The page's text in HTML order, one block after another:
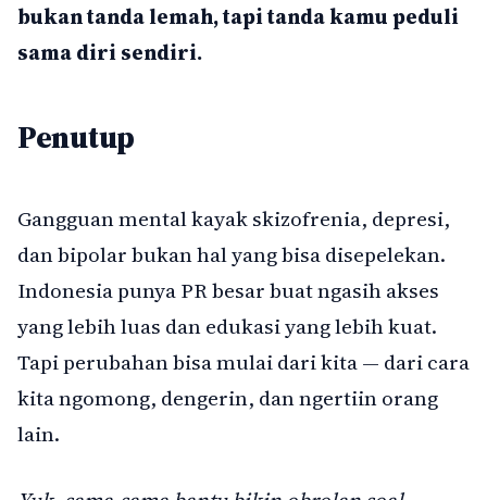
bukan tanda lemah, tapi tanda kamu peduli
sama diri sendiri.
Penutup
Gangguan mental kayak skizofrenia, depresi,
dan bipolar bukan hal yang bisa disepelekan.
Indonesia punya PR besar buat ngasih akses
yang lebih luas dan edukasi yang lebih kuat.
Tapi perubahan bisa mulai dari kita — dari cara
kita ngomong, dengerin, dan ngertiin orang
lain.